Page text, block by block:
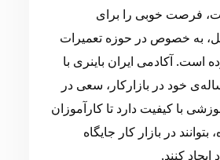
فرصت خوبی را برای
به خصوص در حوزه تعمیرات
است. آکادمی ایران باینری با
خود در بازارکار، سعی در
با کیفیت دارد تا کارآموزان
در بازار کار جایگاه
کنند.